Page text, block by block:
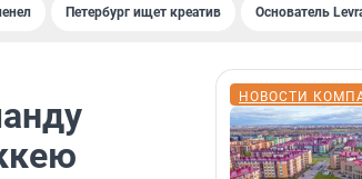
Петербург ищет креатив Основатель
НОВОСТИ